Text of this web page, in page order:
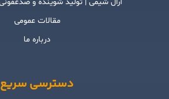
مقالات عمومی
درباره ما
دسترسی سریع